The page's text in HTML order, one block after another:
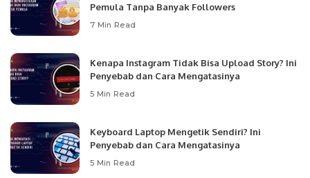
Pemula Tanpa Banyak Followers
7 Min Read
Kenapa Instagram Tidak Bisa Upload Story? Ini
Penyebab dan Cara Mengatasinya
5 Min Read
Keyboard Laptop Mengetik Sendiri? Ini
Penyebab dan Cara Mengatasinya
5 Min Read